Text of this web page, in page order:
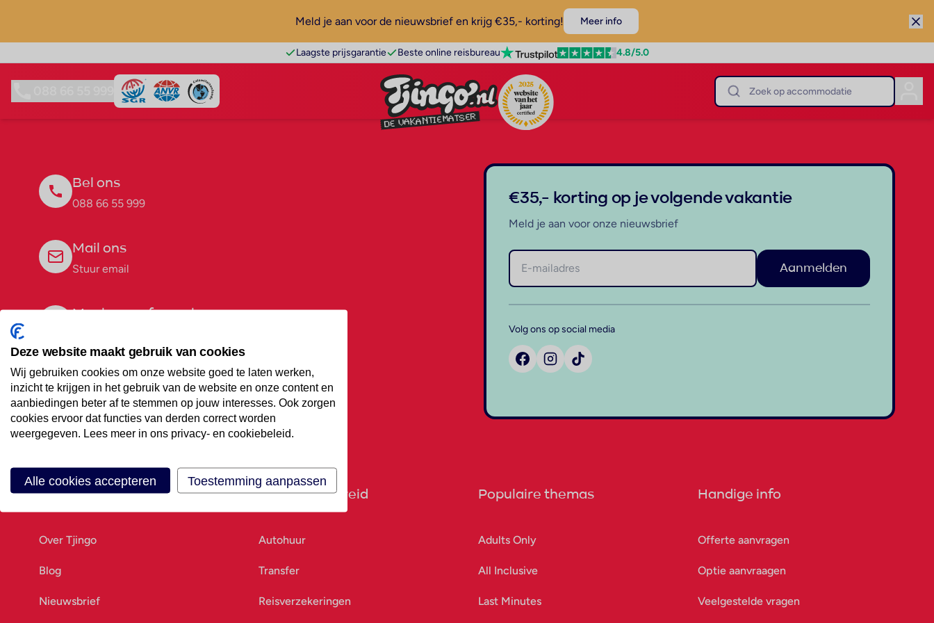
Meld je aan voor de nieuwsbrief en krijg €35,- korting! Meer info
Laagste prijsgarantie Beste online reisbureau 4.8/5.0
Bel ons
088 66 55 999
Mail ons
Stuur email
Maak een afspraak
Offerte aanvragen
Vraag offerte aan
€35,- korting op je volgende vakantie
Meld je aan voor onze nieuwsbrief
Aanmelden
Volg ons op social media
Ons bedrijf
Over Tjingo
Blog
Nieuwsbrief
Goed voorbereid
Autohuur
Transfer
Reisverzekeringen
Populaire themas
Adults Only
All Inclusive
Last Minutes
Handige info
Offerte aanvragen
Optie aanvraagen
Veelgestelde vragen
Deze website maakt gebruik van cookies
Wij gebruiken cookies om onze website goed te laten werken,
inzicht te krijgen in het gebruik van de website en onze content en
aanbiedingen beter af te stemmen op jouw interesses. Ook zorgen
cookies ervoor dat functies van derden correct worden
weergegeven. Lees meer in ons privacy- en cookiebeleid.
Alle cookies accepteren Toestemming aanpassen